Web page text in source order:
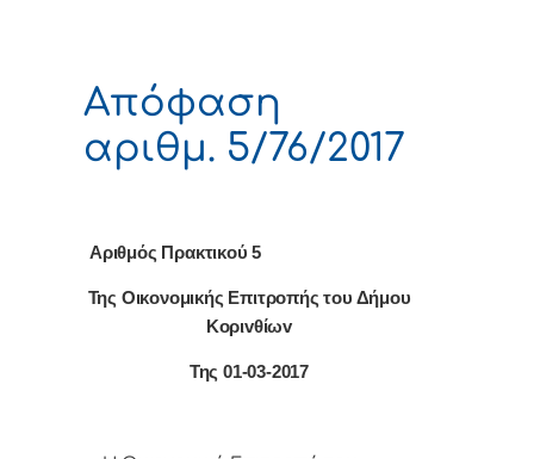
Απόφαση
αριθμ. 5/76/2017
Αριθμός Πρακτικού 5
Της Οικονομικής Επιτρoπής τoυ Δήμoυ
Κoριvθίωv
Της 01-03-2017